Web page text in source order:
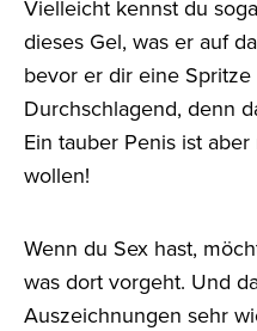
Vielleicht kennst du
dieses Gel, was er auf
bevor er dir eine
Durchschlagend, denn
Ein tauber Penis ist
wollen!
Wenn du Sex hast,
was dort vorgeht. Und
Auszeichnungen sehr